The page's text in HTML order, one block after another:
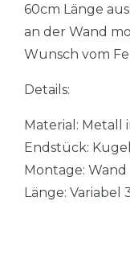
60cm Länge
an der Wand
Wunsch vom
Details:
Material: Metall
Endstück: Kugel
Montage: Wand
Länge: Variabel